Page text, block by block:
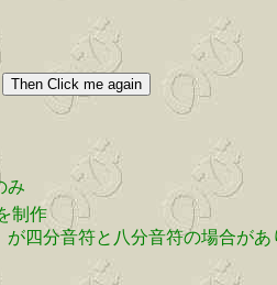
み
制作
が四分音符と八分音符の場合が